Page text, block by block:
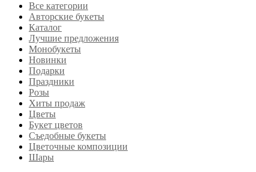
Все категории
Авторские букеты
Каталог
Лучшие предложения
Монобукеты
Новинки
Подарки
Праздники
Розы
Хиты продаж
Цветы
Букет цветов
Съедобные букеты
Цветочные композиции
Шары